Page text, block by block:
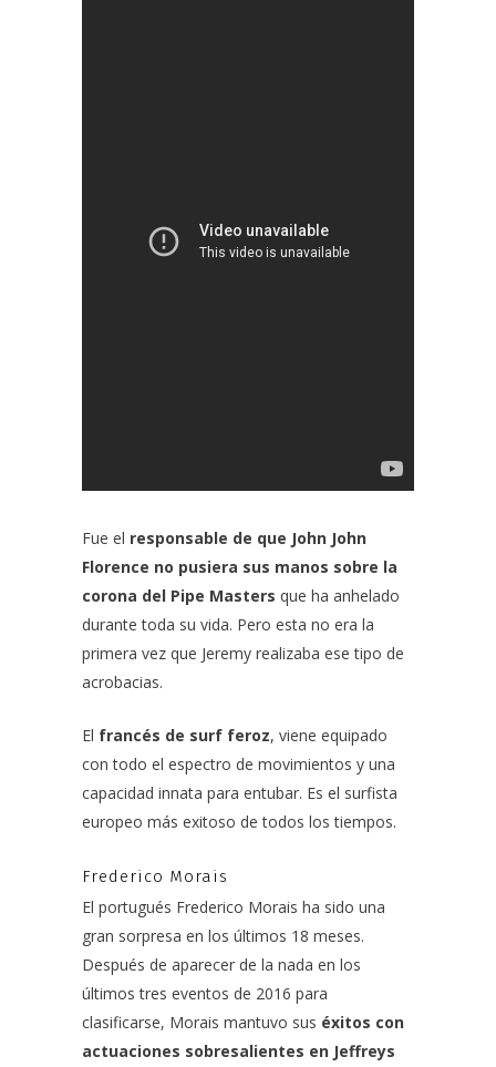
Fue el responsable de que John John
Florence no pusiera sus manos sobre la
corona del Pipe Masters que ha anhelado
durante toda su vida. Pero esta no era la
primera vez que Jeremy realizaba ese tipo de
acrobacias.
El francés de surf feroz, viene equipado
con todo el espectro de movimientos y una
capacidad innata para entubar. Es el surfista
europeo más exitoso de todos los tiempos.
Frederico Morais
El portugués Frederico Morais ha sido una
gran sorpresa en los últimos 18 meses.
Después de aparecer de la nada en los
últimos tres eventos de 2016 para
clasificarse, Morais mantuvo sus éxitos con
actuaciones sobresalientes en Jeffreys